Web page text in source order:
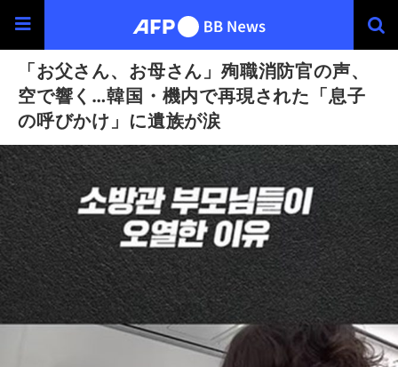
「お父さん、お母さん」殉職消防官の声、
空で響く…韓国・機内で再現された「息子
の呼びかけ」に遺族が涙